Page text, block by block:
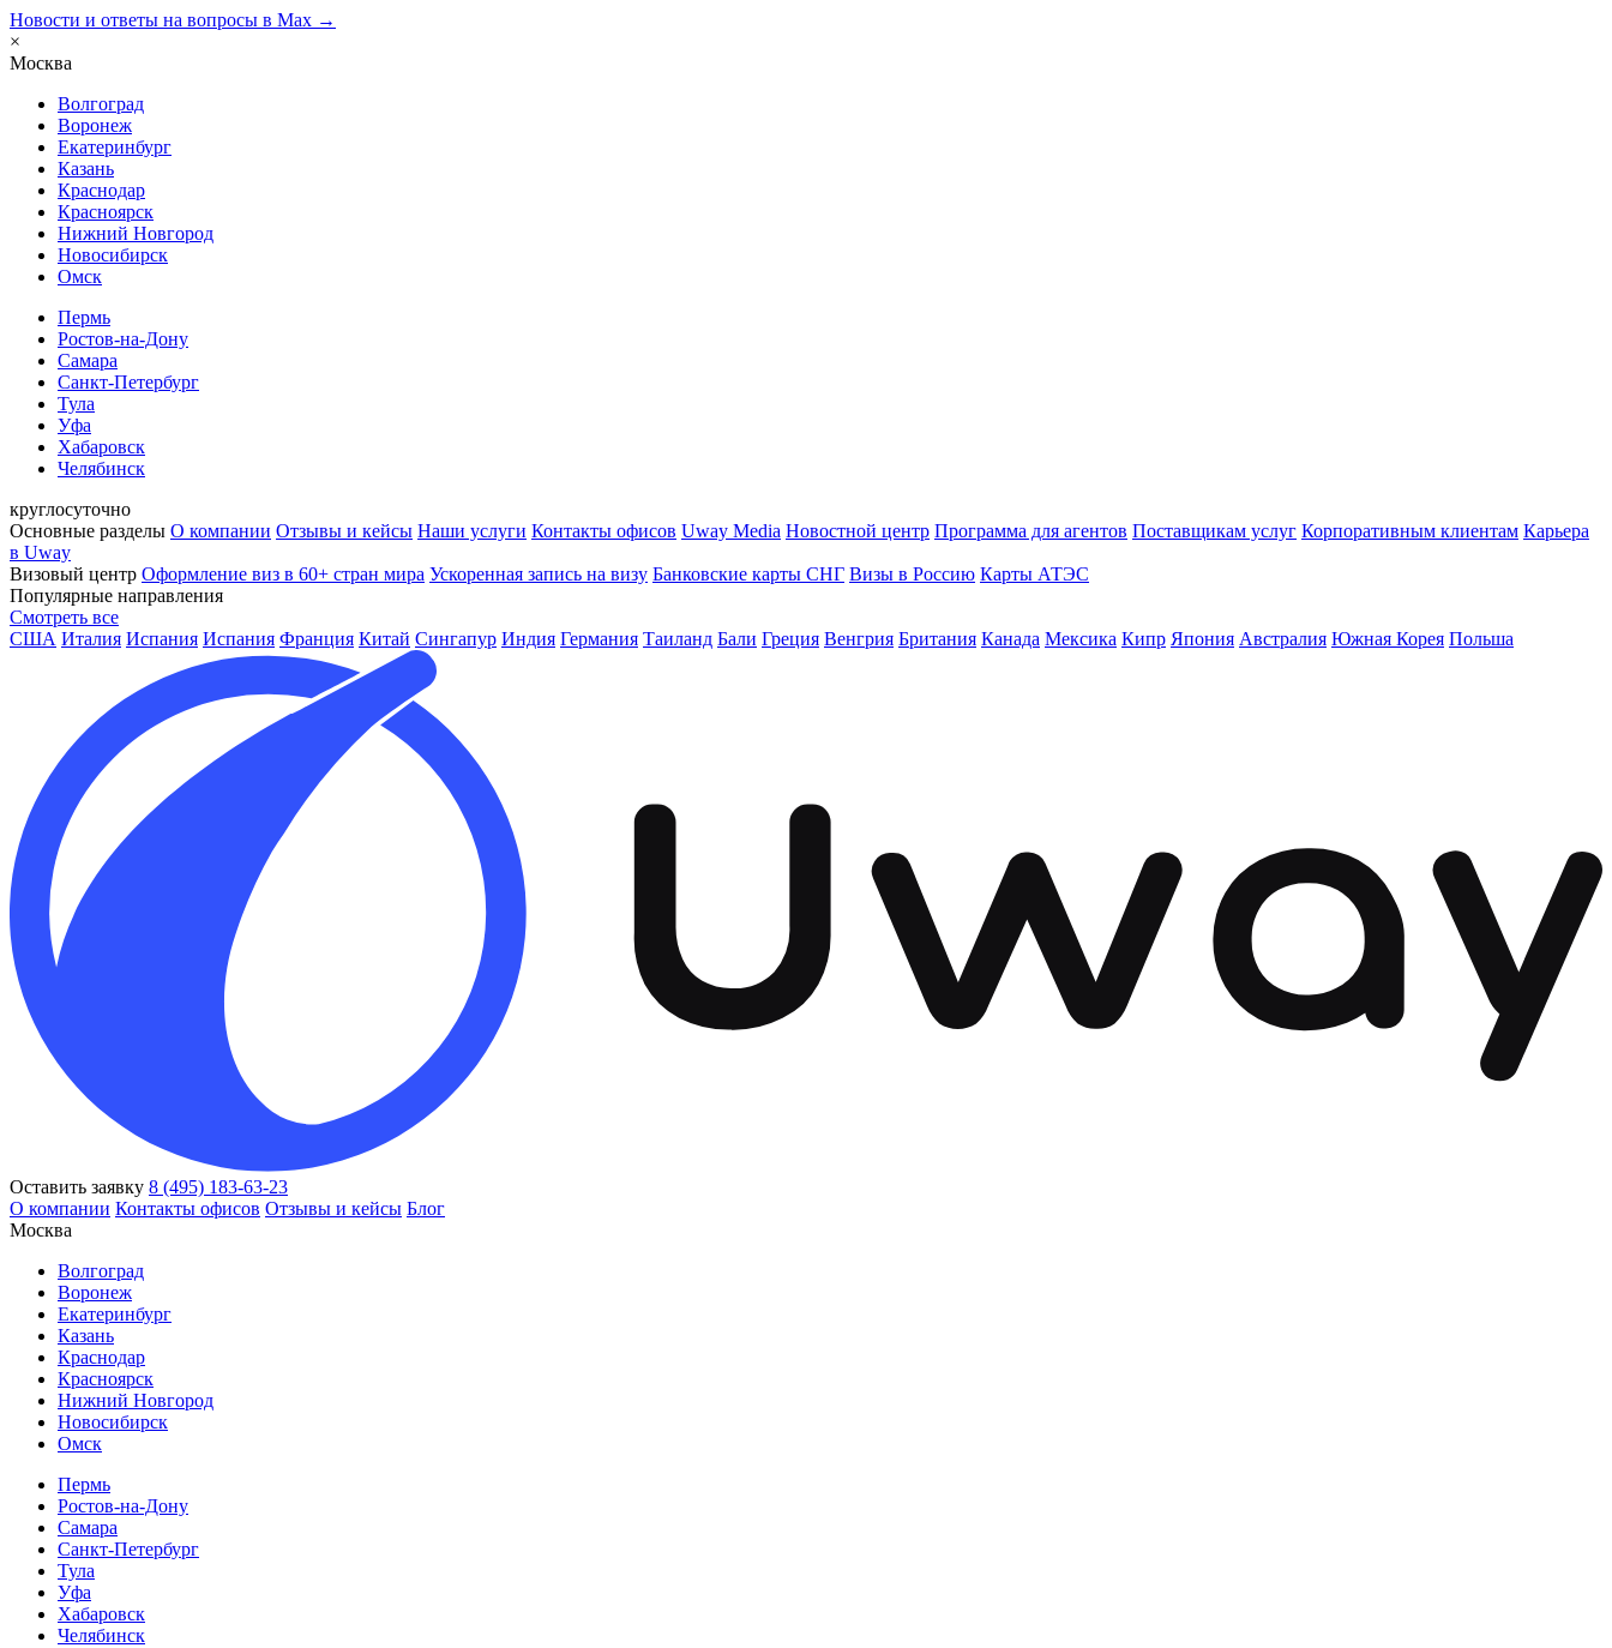
Новости и ответы на вопросы в Max →
×
Москва
Волгоград
Воронеж
Екатеринбург
Казань
Краснодар
Красноярск
Нижний Новгород
Новосибирск
Омск
Пермь
Ростов-на-Дону
Самара
Санкт-Петербург
Тула
Уфа
Хабаровск
Челябинск
круглосуточно
Основные разделы О компании Отзывы и кейсы Наши услуги Контакты офисов Uway Media Новостной центр Программа для агентов Поставщикам услуг Корпоративным клиентам Карьера
в Uway
Визовый центр Оформление виз в 60+ стран мира Ускоренная запись на визу Банковские карты СНГ Визы в Россию Карты АТЭС
Популярные направления
Смотреть все
США Италия Испания Испания Франция Китай Сингапур Индия Германия Таиланд Бали Греция Венгрия Британия Канада Мексика Кипр Япония Австралия Южная Корея Польша
Оставить заявку 8 (495) 183-63-23
О компании Контакты офисов Отзывы и кейсы Блог
Москва
Волгоград
Воронеж
Екатеринбург
Казань
Краснодар
Красноярск
Нижний Новгород
Новосибирск
Омск
Пермь
Ростов-на-Дону
Самара
Санкт-Петербург
Тула
Уфа
Хабаровск
Челябинск